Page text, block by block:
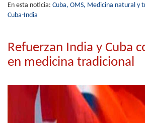
En esta noticia: Cuba, OMS, Medicina natural y
Cuba-India
Refuerzan India y Cuba
en medicina tradicional